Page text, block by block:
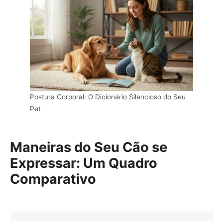
Postura Corporal: O Dicionário Silencioso do Seu
Pet
Maneiras do Seu Cão se
Expressar: Um Quadro
Comparativo